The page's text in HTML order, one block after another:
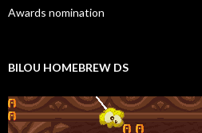
Awards nomination
BILOU HOMEBREW DS